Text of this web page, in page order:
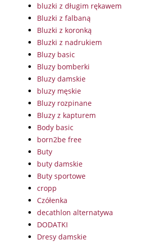
bluzki z długim rękawem
Bluzki z falbaną
Bluzki z koronką
Bluzki z nadrukiem
Bluzy basic
Bluzy bomberki
Bluzy damskie
bluzy męskie
Bluzy rozpinane
Bluzy z kapturem
Body basic
born2be free
Buty
buty damskie
Buty sportowe
cropp
Czółenka
decathlon alternatywa
DODATKI
Dresy damskie